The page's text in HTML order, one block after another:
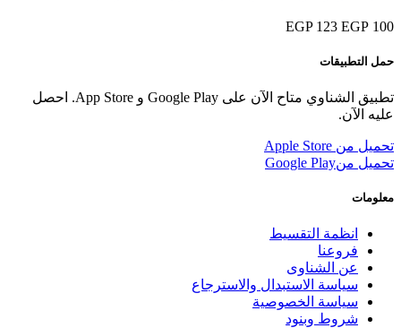
100 EGP
123 EGP
حمل التطبيقات
تطبيق الشناوي متاح الآن على Google Play و App Store. احصل
عليه الآن.
تحميل من Apple Store
تحميل منGoogle Play
معلومات
انظمة التقسيط
فروعنا
عن الشناوى
سياسة الاستبدال والاسترجاع
سياسة الخصوصية
شروط وبنود